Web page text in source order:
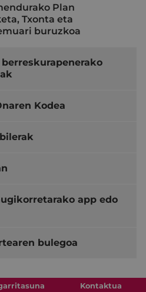
Plan
Txonta eta
buruzkoa
Kodea
app edo
bulegoa
Kontaktua